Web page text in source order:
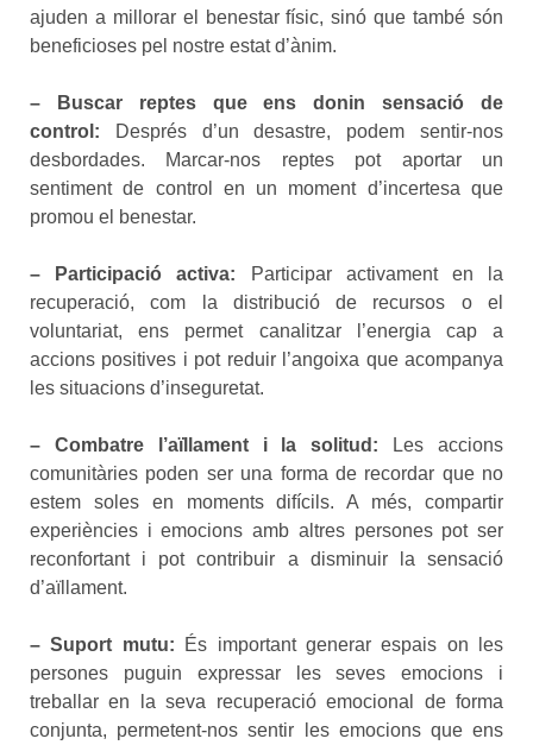
ajuden a millorar el benestar físic, sinó que també són
beneficioses pel nostre estat d’ànim.
– Buscar reptes que ens donin sensació de
control: Després d’un desastre, podem sentir-nos
desbordades. Marcar-nos reptes pot aportar un
sentiment de control en un moment d’incertesa que
promou el benestar.
– Participació activa: Participar activament en la
recuperació, com la distribució de recursos o el
voluntariat, ens permet canalitzar l’energia cap a
accions positives i pot reduir l’angoixa que acompanya
les situacions d’inseguretat.
– Combatre l’aïllament i la solitud: Les accions
comunitàries poden ser una forma de recordar que no
estem soles en moments difícils. A més, compartir
experiències i emocions amb altres persones pot ser
reconfortant i pot contribuir a disminuir la sensació
d’aïllament.
– Suport mutu: És important generar espais on les
persones puguin expressar les seves emocions i
treballar en la seva recuperació emocional de forma
conjunta, permetent-nos sentir les emocions que ens